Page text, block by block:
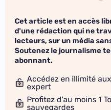
Cet article est en accès
d'une rédaction qui ne
lecteurs, sur un média
Soutenez le journalisme
abonnant.
Accédez en illimité
expert
Profitez d'au moins 1
sauvegardes